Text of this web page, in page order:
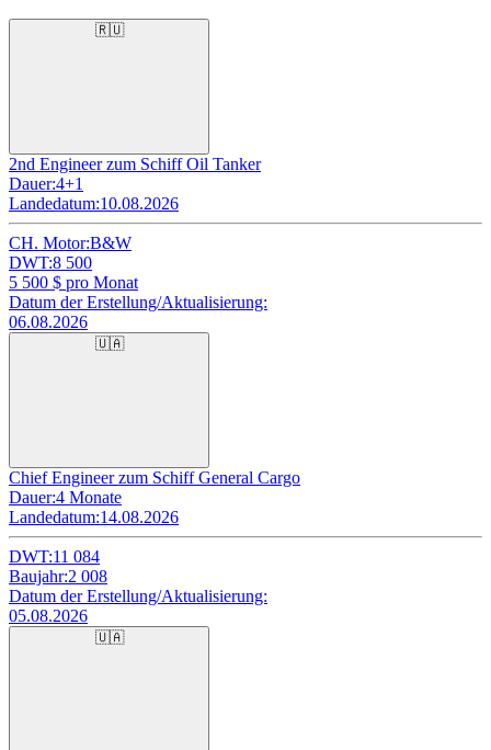
🇷🇺
2nd Engineer zum Schiff Oil Tanker
Dauer:4+1
Landedatum:10.08.2026
CH. Motor:B&W
DWT:8 500
5 500 $ pro Monat
Datum der Erstellung/Aktualisierung:
06.08.2026
🇺🇦
Chief Engineer zum Schiff General Cargo
Dauer:4 Monate
Landedatum:14.08.2026
DWT:11 084
Baujahr:2 008
Datum der Erstellung/Aktualisierung:
05.08.2026
🇺🇦